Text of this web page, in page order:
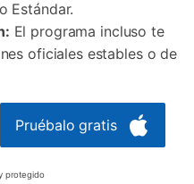
Estándar.
El programa incluso te
oficiales estables o de
Pruébalo gratis
protegido
de confianza
tu teléfono
fácilmente
técnicos
Prueba Online